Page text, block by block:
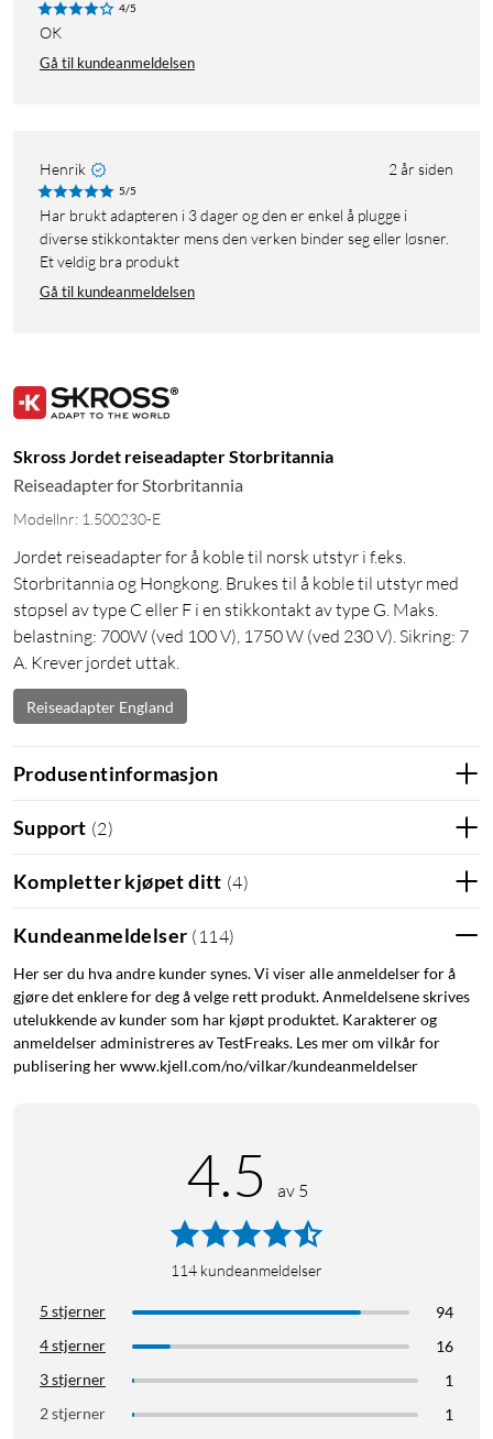
4/5
OK
Gå til kundeanmeldelsen
Henrik 2 år siden
5/5
Har brukt adapteren i 3 dager og den er enkel å plugge i
diverse stikkontakter mens den verken binder seg eller løsner.
Et veldig bra produkt
Gå til kundeanmeldelsen
Skross Jordet reiseadapter Storbritannia
Reiseadapter for Storbritannia
Modellnr: 1.500230-E
Jordet reiseadapter for å koble til norsk utstyr i f.eks.
Storbritannia og Hongkong. Brukes til å koble til utstyr med
støpsel av type C eller F i en stikkontakt av type G. Maks.
belastning: 700W (ved 100 V), 1750 W (ved 230 V). Sikring: 7
A. Krever jordet uttak.
Reiseadapter England
Produsentinformasjon
Support (2)
Kompletter kjøpet ditt (4)
Kundeanmeldelser ( 114)
Her ser du hva andre kunder synes. Vi viser alle anmeldelser for å
gjøre det enklere for deg å velge rett produkt. Anmeldelsene skrives
utelukkende av kunder som har kjøpt produktet. Karakterer og
anmeldelser administreres av TestFreaks. Les mer om vilkår for
publisering her www.kjell.com/no/vilkar/kundeanmeldelser
4.5 av 5
114 kundeanmeldelser
5 stjerner
94
4 stjerner
16
3 stjerner
1
2 stjerner
1